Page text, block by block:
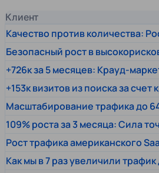
Клиент
Качество против количества:
Безопасный рост в
+726к за 5 месяцев: Крауд-
+153к визитов из поиска за
Масштабирование трафика до
109% роста за 3 месяца: Сила
Рост трафика американского
Как мы в 7 раз увеличили